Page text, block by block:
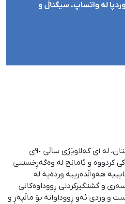
لە واتساپ، سیگناڵ و
ئاژانسی هەواڵدەریی کوردستان، لە ١ی گەلاوێژی ساڵی ٩٠ی
کردووە و ئامانج لە وەگەڕخستنی
هەواڵدەرییە وردەیە لە
و گشتگیركردنی ڕووداوەكانی
و وردی ئەو ڕووداوانە بۆ ماڵپەڕ و